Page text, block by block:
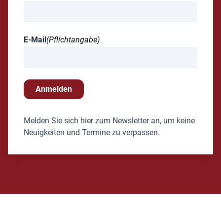
E-Mail (Pflichtangabe)
Anmelden
Melden Sie sich hier zum Newsletter an, um keine
Neuigkeiten und Termine zu verpassen.